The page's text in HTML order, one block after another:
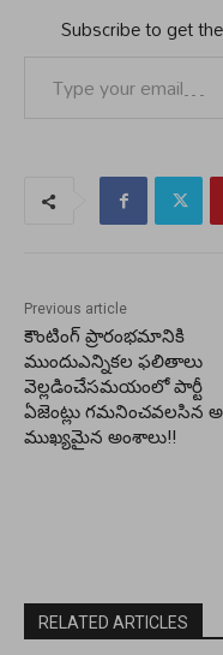
Subscribe to get
Previous article
కౌంటింగ్ ప్రారంభమానికి
ముందుఎన్నికల ఫలితాలు
వెల్లడించేసమయంలో పార్టీ
ఏజెంట్లు గమనించవలసిన
ముఖ్యమైన అంశాలు!!
RELATED ARTICLES